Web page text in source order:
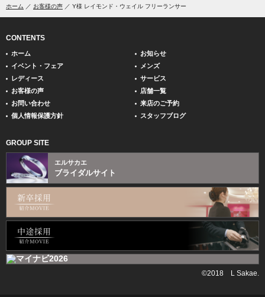
ホーム お客様の声 Y様 レイモンド・ウェイル フリーランサー
CONTENTS
ホーム
お知らせ
イベント・フェア
メンズ
レディース
サービス
お客様の声
店舗一覧
お問い合わせ
来店のご予約
個人情報保護方針
スタッフブログ
GROUP SITE
エルサカエ
ブライダルサイト
©2018 L Sakae.